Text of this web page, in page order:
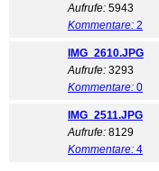
Aufrufe: 5943
Kommentare: 2
IMG_2610.JPG
Aufrufe: 3293
Kommentare: 0
IMG_2511.JPG
Aufrufe: 8129
Kommentare: 4